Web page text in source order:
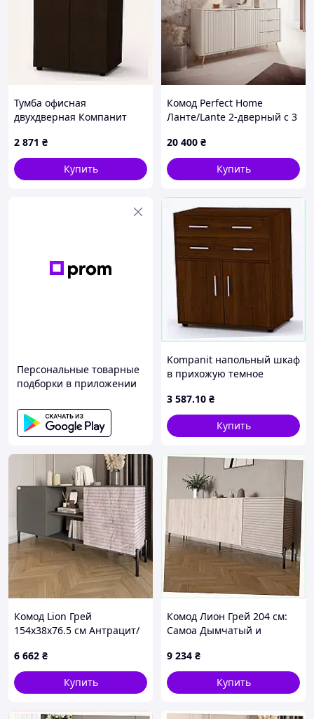
Тумба офисная
двухдверная Компанит
2 871 ₴
Купить
Комод Perfect Home
Ланте/Lante 2-дверный с 3
ножками 2D3S/163 Беж
(PFH-091180)
20 400 ₴
Купить
Персональные товарные
подборки в приложении
Kompanit напольный шкаф
в прихожую темное
3 587.10 ₴
Купить
Комод Lion Грей
154x38x76.5 см Антрацит/
6 662 ₴
Купить
Комод Лион Грей 204 см:
Самоа Дымчатый и
9 234 ₴
Купить